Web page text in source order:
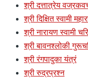
श्री दत्तात्रेय
श्री दिक्षित स्वामी
श्री नारायण स्वामी
श्री बावनश्लोकी
श्री रंगपादुका यंत्रं
श्री रुद्रप्रश्न